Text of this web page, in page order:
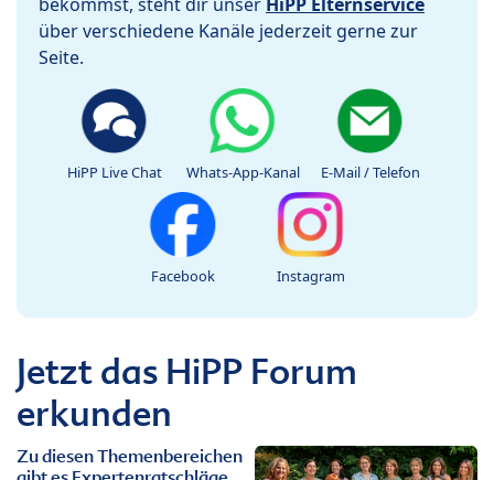
über verschiedene Kanäle jederzeit gerne zur
Seite.
HiPP Live Chat Whats-App-Kanal E-Mail / Telefon
Facebook Instagram
Jetzt das HiPP Forum
erkunden
Zu diesen Themenbereichen